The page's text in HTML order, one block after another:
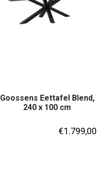
Goossens Eettafel Blend,
240 x 100 cm
€1.799,00